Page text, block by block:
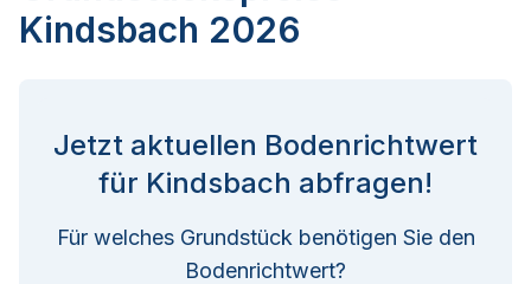
Kindsbach 2026
Jetzt aktuellen Bodenrichtwert
für Kindsbach abfragen!
Für welches Grundstück benötigen Sie den
Bodenrichtwert?